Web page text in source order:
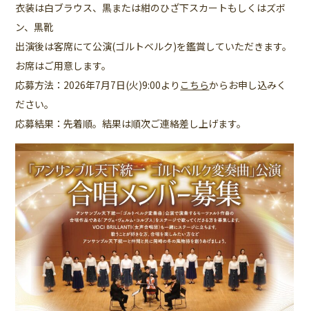
衣装は白ブラウス、黒または紺のひざ下スカートもしくはズボ
ン、黒靴
出演後は客席にて公演(ゴルトベルク)を鑑賞していただきます。
お席はご用意します。
応募方法：2026年7月7日(火)9:00より こちらからお申し込みく
ださい。
応募結果：先着順。結果は順次ご連絡差し上げます。